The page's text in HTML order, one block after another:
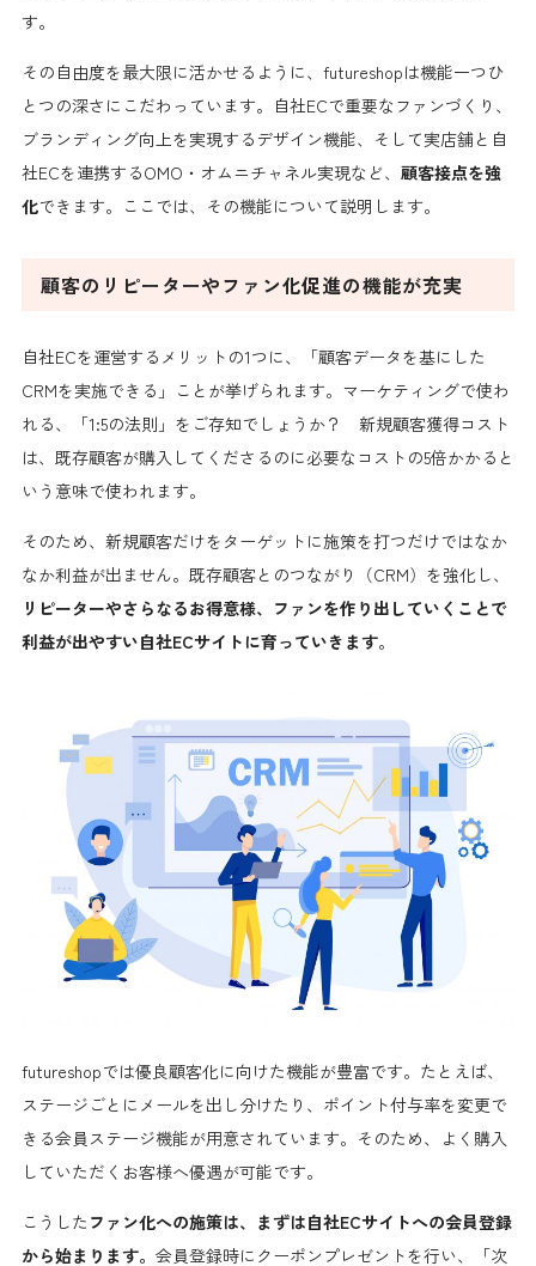
す。
その自由度を最大限に活かせるように、futureshopは機能一つひ
とつの深さにこだわっています。自社ECで重要なファンづくり、
ブランディング向上を実現するデザイン機能、そして実店舗と自
社ECを連携するOMO・オムニチャネル実現など、 顧客接点を強
化できます。ここでは、その機能について説明します。
顧客のリピーターやファン化促進の機能が充実
自社ECを運営するメリットの1つに、「顧客データを基にした
CRMを実施できる」ことが挙げられます。マーケティングで使わ
れる、「1:5の法則」をご存知でしょうか？ 新規顧客獲得コスト
は、既存顧客が購入してくださるのに必要なコストの5倍かかる と
いう意味で使われます。
そのため、新規顧客だけをターゲットに施策を打つだけではなか
なか利益が出ません。既存顧客とのつながり（CRM）を強化し、
リピーターやさらなるお得意様、ファンを作り出していくことで
利益が出やすい自社ECサイトに育っていきます。
futureshopでは優良顧客化に向けた機能が豊富です。たとえば、
ステージごとにメールを出し分けたり、ポイント付与率を変更で
きる会員ステージ機能が用意されています。そのため、よく購入
していただくお客様へ優遇が可能です。
こうした ファン化への施策は、まずは自社ECサイトへの会員登録
から始まります。 会員登録時にクーポンプレゼントを行い、「次